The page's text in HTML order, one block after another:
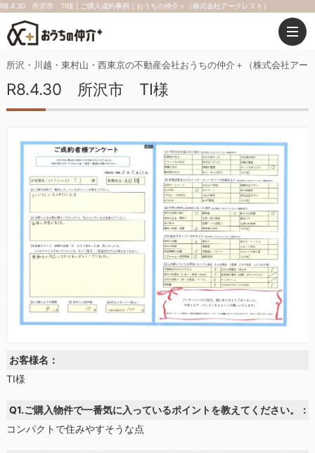
R8.4.30 所沢市 TI様 | ご購入成約事例｜おうちの仲介＋（株式会社アークレスト）
所沢・川越・東村山・西東京の不動産会社おうちの仲介＋（株式会社アー
R8.4.30 所沢市 TI様
お客様名：
TI様
Q1.ご購入物件で一番気に入っているポイントを教えてください。：
コンパクトで住みやすそうな点